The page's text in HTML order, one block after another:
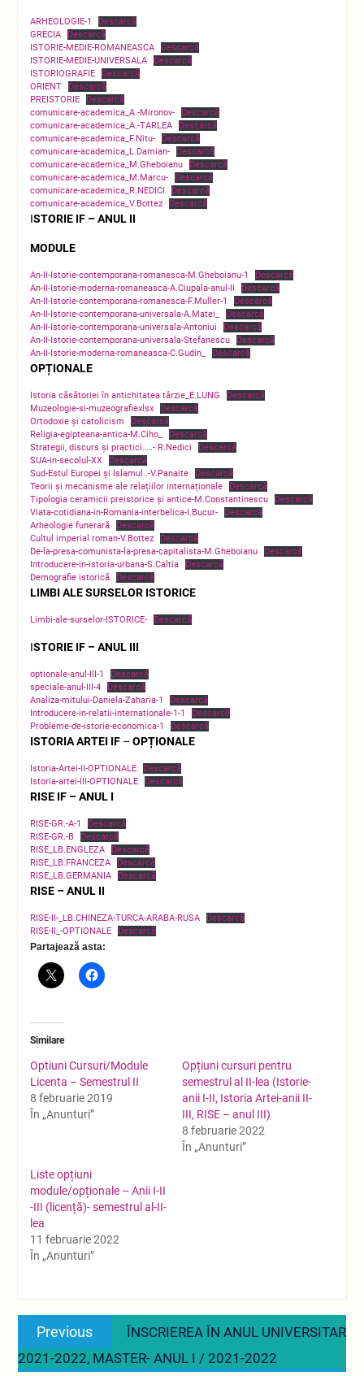
ARHEOLOGIE-1
Descarcă
GRECIA
Descarcă
ISTORIE-MEDIE-ROMANEASCA
Descarcă
ISTORIE-MEDIE-UNIVERSALA
Descarcă
ISTORIOGRAFIE
Descarcă
ORIENT
Descarcă
PREISTORIE
Descarcă
comunicare-academica_A.-Mironov-
Descarcă
comunicare-academica_A.-TARLEA
Descarcă
comunicare-academica_F.Nitu-
Descarcă
comunicare-academica_L.Damian-
Descarcă
comunicare-academica_M.Gheboianu
Descarcă
comunicare-academica_M.Marcu-
Descarcă
comunicare-academica_R.NEDICI
Descarcă
comunicare-academica_V.Bottez
Descarcă
ISTORIE IF – ANUL II
MODULE
An-II-Istorie-contemporana-romanesca-M.Gheboianu-1
Descarcă
An-II-Istorie-moderna-romaneasca-A.Ciupala-anul-II
Descarcă
An-II-Istorie-contemporana-romanesca-F.Muller-1
Descarcă
An-II-Istorie-contemporana-universala-A.Matei_
Descarcă
An-II-Istorie-contemporana-universala-Antoniui
Descarcă
An-II-Istorie-contemporana-universala-Stefanescu
Descarcă
An-II-Istorie-moderna-romaneasca-C.Gudin_
Descarcă
OPȚIONALE
Istoria căsătoriei în antichitatea târzie_E.LUNG
Descarcă
Muzeologie-si-muzeografiexlsx
Descarcă
Ortodoxie și catolicism
Descarcă
Religia-egipteana-antica-M.Ciho_
Descarcă
Strategii, discurs și practici…..- R.Nedici
Descarcă
SUA-in-secolul-XX
Descarcă
Sud-Estul Europei și Islamul..-V.Panaite
Descarcă
Teorii și mecanisme ale relațiilor internaționale
Descarcă
Tipologia ceramicii preistorice și antice-M.Constantinescu
Descarcă
Viata-cotidiana-in-Romania-interbelica-I.Bucur-
Descarcă
Arheologie funerară
Descarcă
Cultul imperial roman-V.Bottez
Descarcă
De-la-presa-comunista-la-presa-capitalista-M.Gheboianu
Descarcă
Introducere-in-istoria-urbana-S.Caltia
Descarcă
Demografie istorică
Descarcă
LIMBI ALE SURSELOR ISTORICE
Limbi-ale-surselor-ISTORICE- Descarcă
ISTORIE IF – ANUL III
optionale-anul-III-1
Descarcă
speciale-anul-III-4
Descarcă
Analiza-mitului-Daniela-Zaharia-1
Descarcă
Introducere-in-relatii-internationale-1-1
Descarcă
Probleme-de-istorie-economica-1
Descarcă
ISTORIA ARTEI IF– OPȚIONALE
Istoria-Artei-II-OPTIONALE
Descarcă
Istoria-artei-III-OPTIONALE
Descarcă
RISE IF – ANUL I
RISE-GR.-A-1
Descarcă
RISE-GR.-B
Descarcă
RISE_LB.ENGLEZA
Descarcă
RISE_LB.FRANCEZA
Descarcă
RISE_LB.GERMANIA
Descarcă
RISE – ANUL II
RISE-II-_LB.CHINEZA-TURCA-ARABA-RUSA
Descarcă
RISE-II_-OPTIONALE
Descarcă
Partajează asta:
Similare
Optiuni Cursuri/Module
Licenta – Semestrul II
8 februarie 2019
În „Anunturi”
Opțiuni cursuri pentru
semestrul al II-lea (Istorie-
anii I-II, Istoria Artei-anii II-
III, RISE – anul III)
8 februarie 2022
În „Anunturi”
Liste opțiuni
module/opționale – Anii I-II
-III (licență)- semestrul al-II-
lea
11 februarie 2022
În „Anunturi”
Navigare
articole
Previous
Previous
post:
ÎNSCRIEREA ÎN ANUL UNIVERSITAR
2021-2022, MASTER- ANUL I / 2021-2022